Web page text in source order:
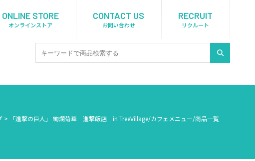
ONLINE STORE
オンラインストア
CONTACT US
お問い合わせ
RECRUIT
リクルート
> 「進撃の巨人」 絢爛菊華 進撃飯店 in TreeVillage/カフェメニュー/商品一覧